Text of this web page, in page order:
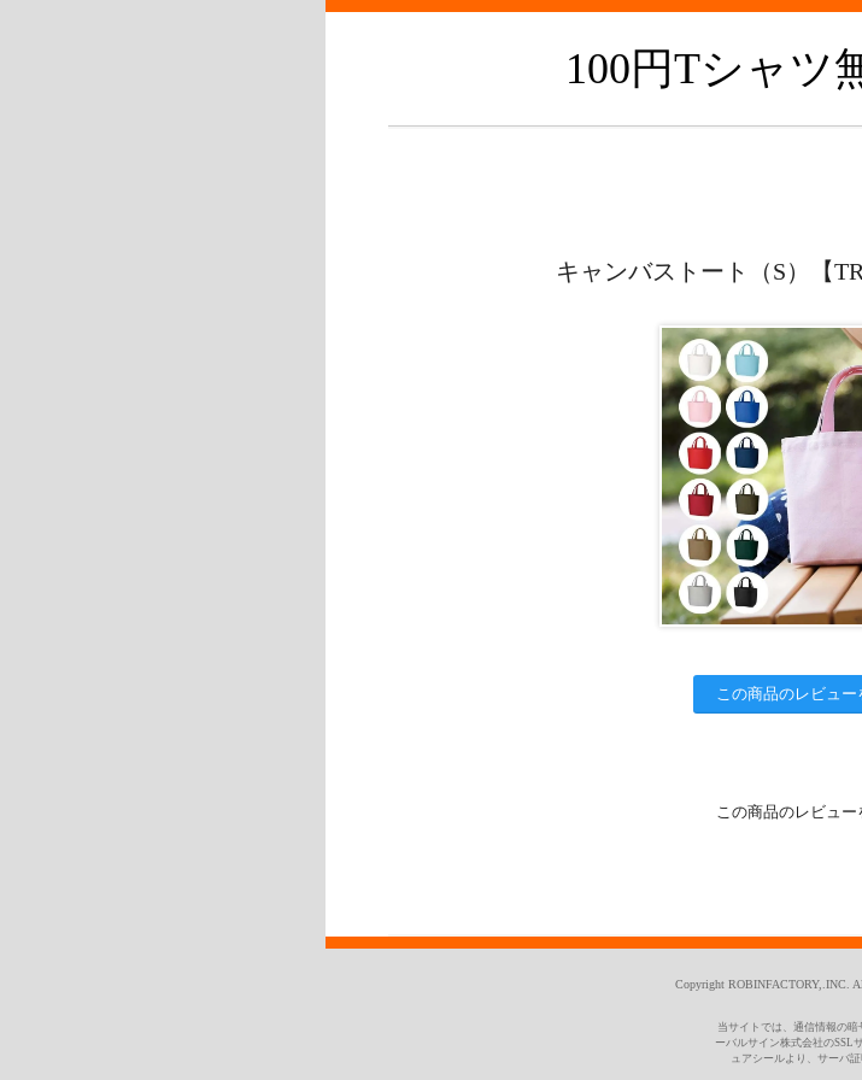
100円Tシャツ
キャンバストート（S）【
この商品のレビュー
この商品のレビュー
Copyright ROBINFACTORY,.INC.
当サイトでは、通信情報の
ーバルサイン株式会社のSSL
ュアシールより、サーバ